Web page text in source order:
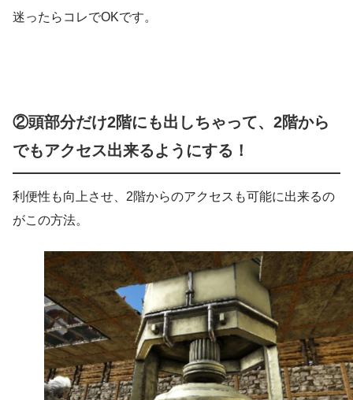
迷ったらコレでOKです。
②頭部分だけ2階にも出しちゃって、2階から
でもアクセス出来るようにする！
利便性も向上させ、2階からのアクセスも可能に出来るの
がこの方法。